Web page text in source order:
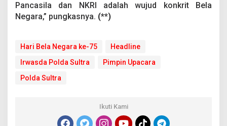
Pancasila dan NKRI adalah wujud konkrit Bela
Negara,” pungkasnya. (**)
Hari Bela Negara ke-75
Headline
Irwasda Polda Sultra
Pimpin Upacara
Polda Sultra
Ikuti Kami